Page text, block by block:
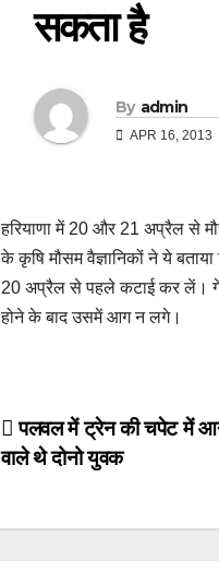
सकता है
By admin
APR 16, 2013
हरियाणा में 20 और 21 अप्रैल से
के कृषि मौसम वैज्ञानिकों ने ये
20 अप्रैल से पहले कटाई कर लें। गेंहू
होने के बाद उसमें आग न लगे।
Post
navigation
पलवल में ट्रेन की चपेट में
वाले थे दोनो युवक